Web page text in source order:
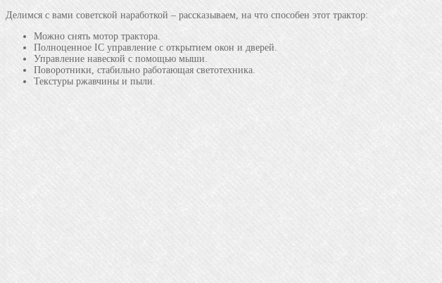
Делимся с вами советской наработкой – рассказываем, на что способен этот трактор:
Можно снять мотор трактора.
Полноценное IC управление с открытием окон и дверей.
Управление навеской с помощью мыши.
Поворотники, стабильно работающая светотехника.
Текстуры ржавчины и пыли.